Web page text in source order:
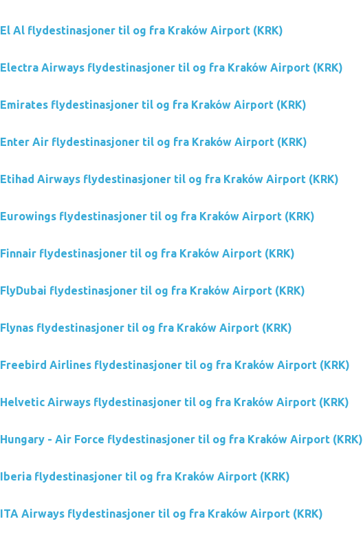
El Al flydestinasjoner til og fra Kraków Airport (KRK)
Electra Airways flydestinasjoner til og fra Kraków Airport (KRK)
Emirates flydestinasjoner til og fra Kraków Airport (KRK)
Enter Air flydestinasjoner til og fra Kraków Airport (KRK)
Etihad Airways flydestinasjoner til og fra Kraków Airport (KRK)
Eurowings flydestinasjoner til og fra Kraków Airport (KRK)
Finnair flydestinasjoner til og fra Kraków Airport (KRK)
FlyDubai flydestinasjoner til og fra Kraków Airport (KRK)
Flynas flydestinasjoner til og fra Kraków Airport (KRK)
Freebird Airlines flydestinasjoner til og fra Kraków Airport (KRK)
Helvetic Airways flydestinasjoner til og fra Kraków Airport (KRK)
Hungary - Air Force flydestinasjoner til og fra Kraków Airport (KRK)
Iberia flydestinasjoner til og fra Kraków Airport (KRK)
ITA Airways flydestinasjoner til og fra Kraków Airport (KRK)